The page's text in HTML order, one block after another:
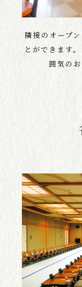
隣接のオープ
とができます
囲気の